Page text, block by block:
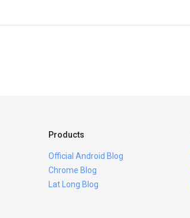
Products
Official Android Blog
Chrome Blog
Lat Long Blog